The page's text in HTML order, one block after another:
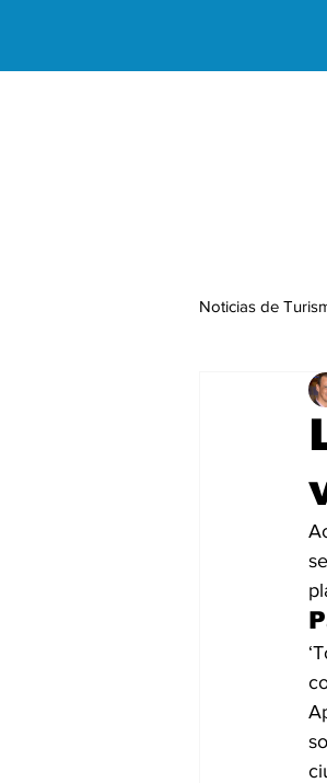
Noticias de
Negocios